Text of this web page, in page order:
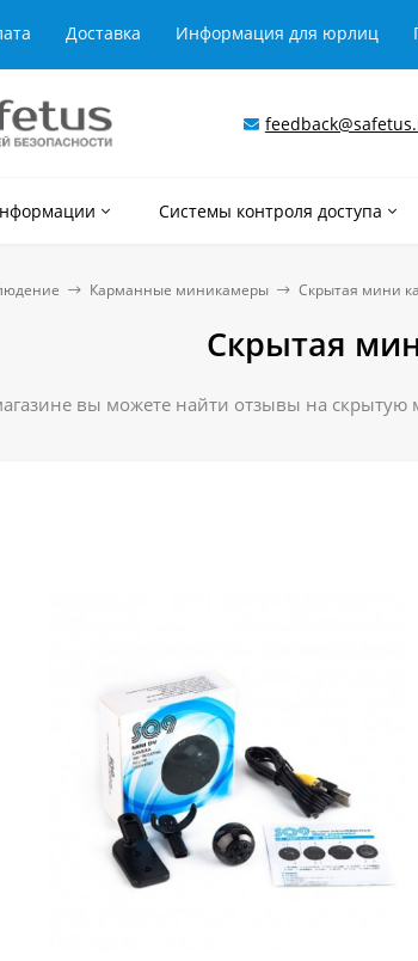
Доставка Информация для юрлиц
Системы контроля доступа
Карманные миникамеры Скрытая мини
Скрытая
вы можете найти отзывы на скрытую